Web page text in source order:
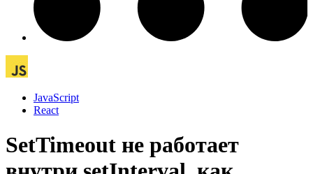
JavaScript
React
SetTimeout не работает